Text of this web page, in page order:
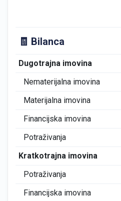
🧾 Bilanca
Dugotrajna imovina
Nematerijalna imovina
Materijalna imovina
Financijska imovina
Potraživanja
Kratkotrajna imovina
Potraživanja
Financijska imovina